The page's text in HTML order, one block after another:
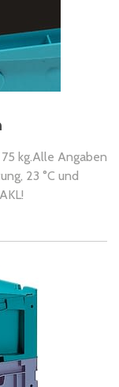
kg.Alle Angaben
23 °C und